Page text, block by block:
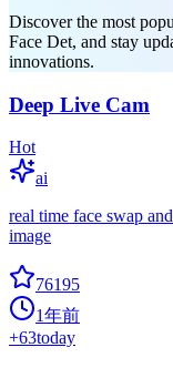
Discover the most
Face Det, and stay
innovations.
Deep Live Cam
Hot
ai
real time face swap
image
76195
1年前
+63today